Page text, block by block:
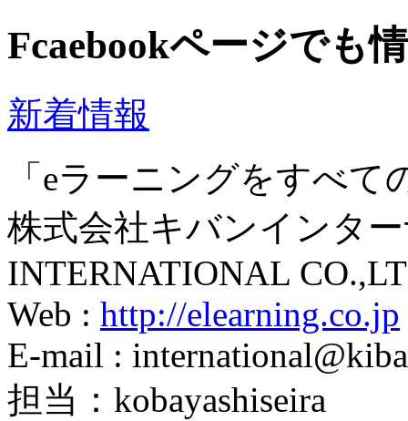
Fcaebookページでも
新着情報
「eラーニングをすべて
株式会社キバンインタ
INTERNATIONAL
Web : http://elearning.co.jp
E-mail :
担当：kobayashiseira